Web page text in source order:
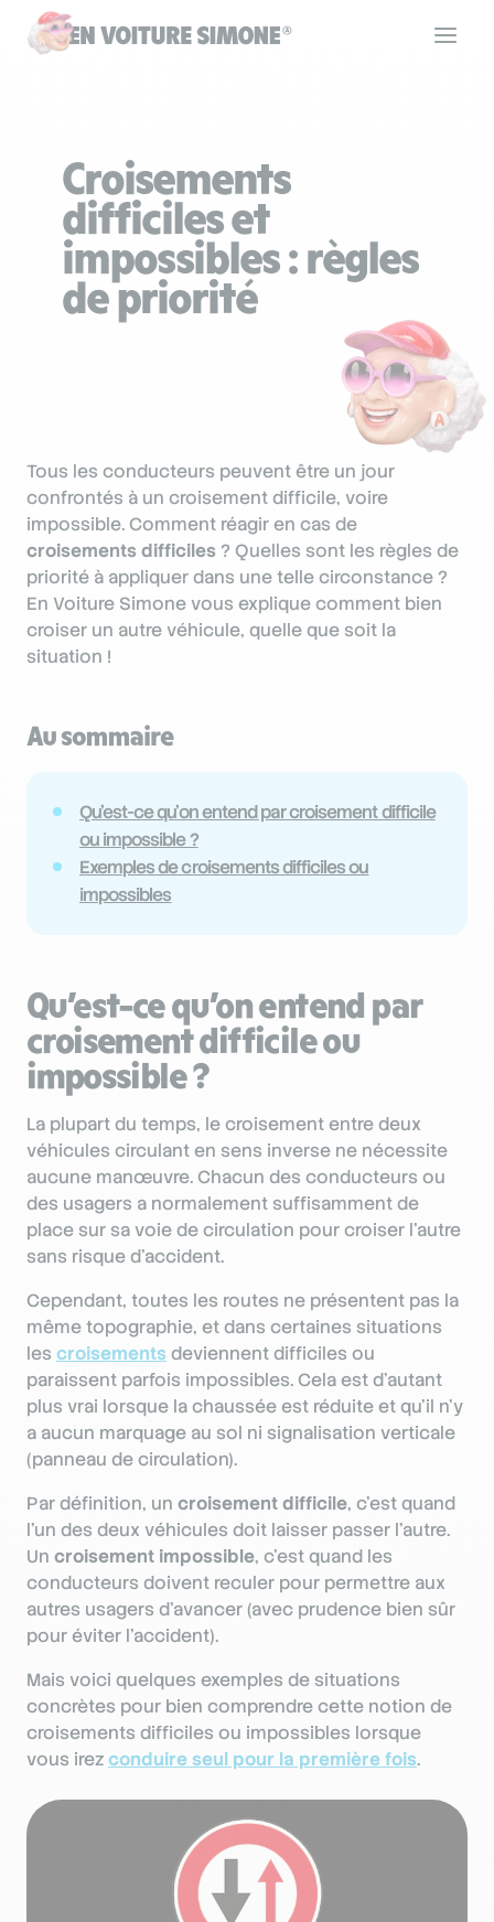
Permis de conduire
Allô Simone
Croisements
difficiles et
impossibles : règles
de priorité
Tous les conducteurs peuvent être un jour
confrontés à un croisement difficile, voire
impossible. Comment réagir en cas de
croisements difficiles? Quelles sont les règles de
priorité à appliquer dans une telle circonstance ?
En Voiture Simone vous explique comment bien
croiser un autre véhicule, quelle que soit la
situation !
Au sommaire
Qu’est-ce qu’on entend par croisement difficile
ou impossible ?
Exemples de croisements difficiles ou
impossibles
Qu’est-ce qu’on entend par
croisement difficile ou
impossible ?
La plupart du temps, le croisement entre deux
véhicules circulant en sens inverse ne nécessite
aucune manœuvre. Chacun des conducteurs ou
des usagers a normalement suffisamment de
place sur sa voie de circulation pour croiser l’autre
sans risque d’accident.
Cependant, toutes les routes ne présentent pas la
même topographie, et dans certaines situations
les croisements deviennent difficiles ou
paraissent parfois impossibles. Cela est d’autant
plus vrai lorsque la chaussée est réduite et qu’il n’y
a aucun marquage au sol ni signalisation verticale
(panneau de circulation).
Par définition, un croisement difficile, c’est quand
l’un des deux véhicules doit laisser passer l’autre.
Un croisement impossible, c’est quand les
conducteurs doivent reculer pour permettre aux
autres usagers d’avancer (avec prudence bien sûr
pour éviter l’accident).
Mais voici quelques exemples de situations
concrètes pour bien comprendre cette notion de
croisements difficiles ou impossibles lorsque
vous irezconduire seul pour la première fois.